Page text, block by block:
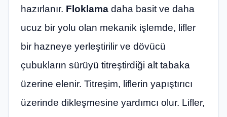
hazırlanır. Floklama daha basit ve daha
ucuz bir yolu olan mekanik işlemde, lifler
bir hazneye yerleştirilir ve dövücü
çubukların sürüyü titreştirdiği alt tabaka
üzerine elenir. Titreşim, liflerin yapıştırıcı
üzerinde dikleşmesine yardımcı olur. Lifler,